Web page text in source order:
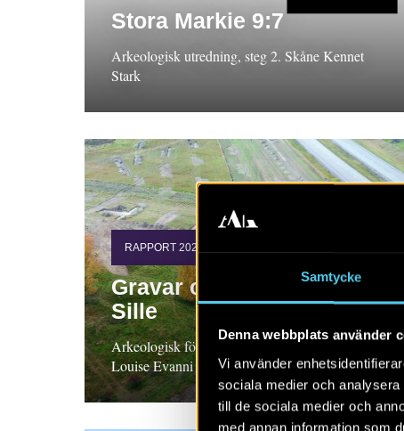
Samtycke
Denna webbplats använder
Vi använder
sociala medier och
till de sociala medier och
med annan information som
Stora Markie 9:7
Arkeologisk utredning, steg 2. Skåne Kennet
Stark
RAPPORT 2024:112
Gravar och boplatser vid
Sille
Arkeologisk förundersökning, Södermanland.
Louise Evanni och Ann Westermark